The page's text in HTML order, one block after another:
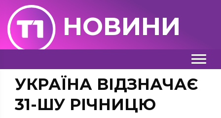
НОВИНИ
УКРАЇНА ВІДЗНАЧАЄ
31-ШУ РІЧНИЦЮ